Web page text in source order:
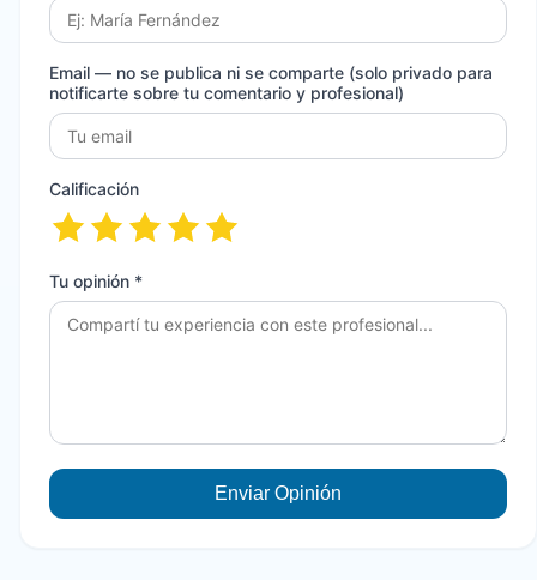
Email — no se publica ni se comparte (solo privado para
notificarte sobre tu comentario y profesional)
Calificación
Tu opinión *
Enviar Opinión